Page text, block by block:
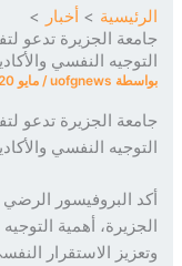
أخبار
الجزيرة تدعو لتفعيل
النفسي والأكاديمي
uofgnews
/مايو 20, 2026
الجزيرة تدعو لتفعيل
النفسي والأكاديمي
البروفيسور الرضي جادين
أهمية التوجيه
الاستقرار النفسي